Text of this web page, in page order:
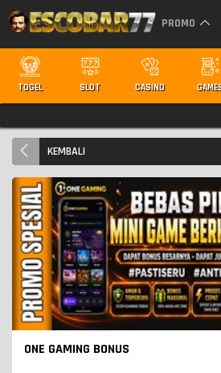
PROMO
TOGEL SLOT CASINO
KEMBALI
ONE GAMING BONUS